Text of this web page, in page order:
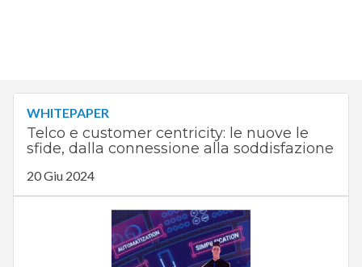
WHITEPAPER
Telco e customer centricity: le nuove le
sfide, dalla connessione alla soddisfazione
20 Giu 2024